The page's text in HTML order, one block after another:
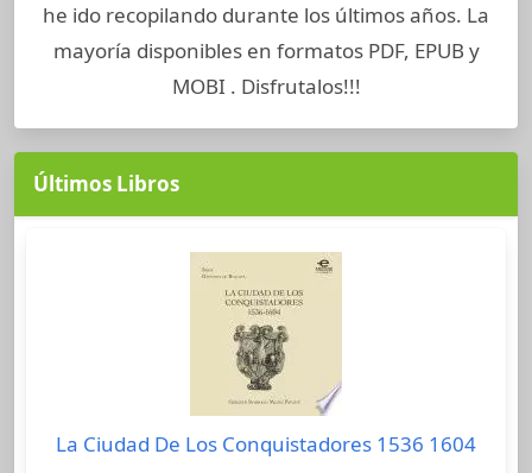
he ido recopilando durante los últimos años. La
mayoría disponibles en formatos PDF, EPUB y
MOBI . Disfrutalos!!!
Últimos Libros
La Ciudad De Los Conquistadores 1536 1604